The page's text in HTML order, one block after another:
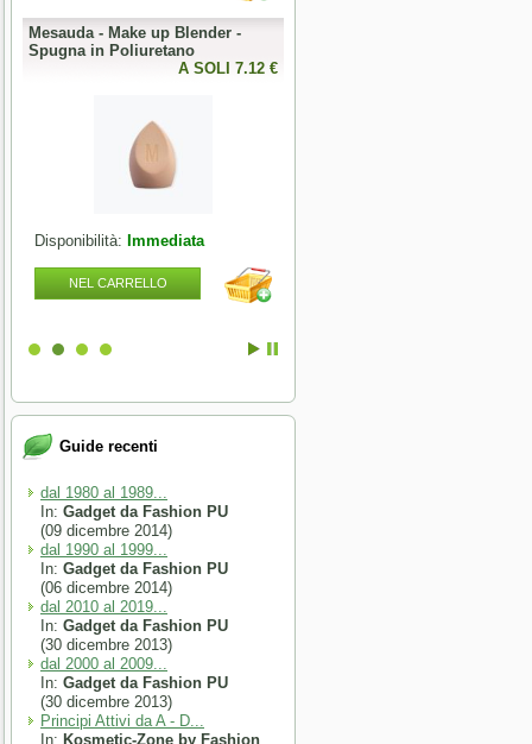
Mesauda - Make up Blender -
Spugna in Poliuretano
A SOLI 7.12 €
Disponibilità: Immediata
NEL CARRELLO
Guide recenti
dal 1980 al 1989...
In: Gadget da Fashion PU
(09 dicembre 2014)
dal 1990 al 1999...
In: Gadget da Fashion PU
(06 dicembre 2014)
dal 2010 al 2019...
In: Gadget da Fashion PU
(30 dicembre 2013)
dal 2000 al 2009...
In: Gadget da Fashion PU
(30 dicembre 2013)
Principi Attivi da A - D...
In: Kosmetic-Zone by Fashion